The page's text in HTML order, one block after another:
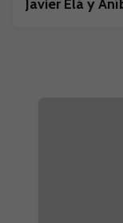
Javier Elá y